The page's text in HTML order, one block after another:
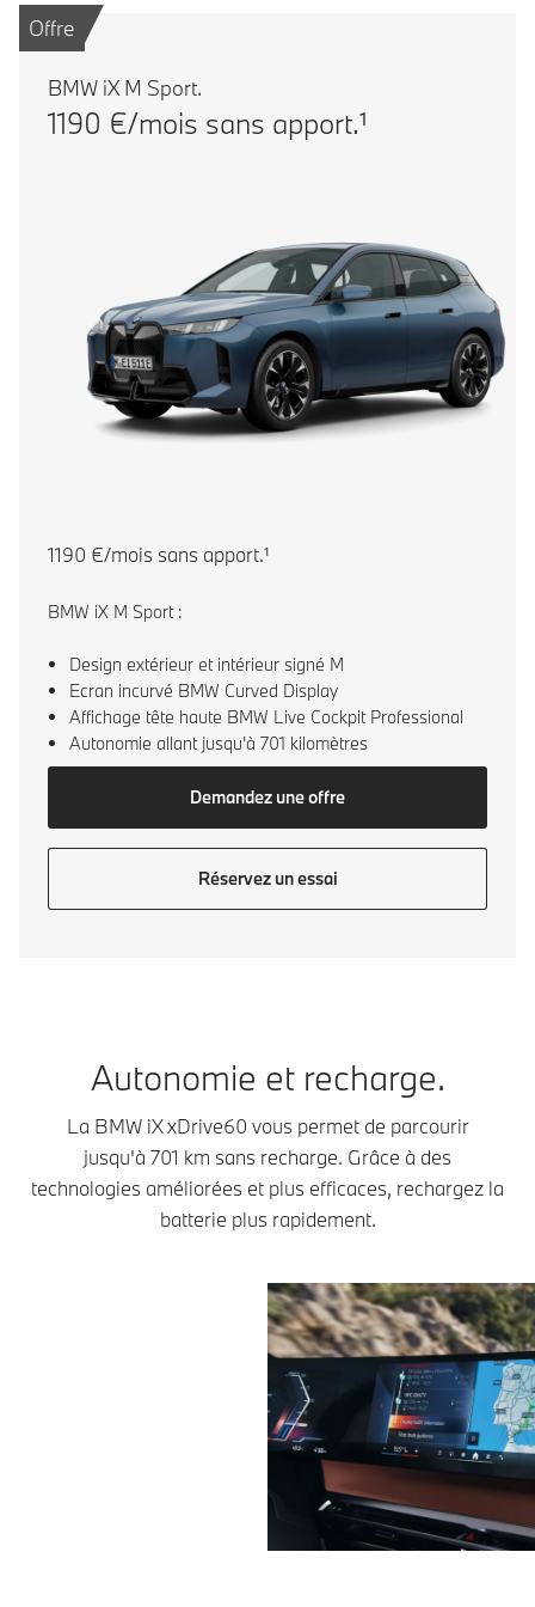
Offre
BMW iX M Sport.
1190 €/mois sans apport.¹
1190 €/mois sans apport.¹
BMW iX M Sport :
Design extérieur et intérieur signé M
Ecran incurvé BMW Curved Display
Affichage tête haute BMW Live Cockpit Professional
Autonomie allant jusqu'à 701 kilomètres
Demandez une offre
Réservez un essai
Autonomie et recharge.
La BMW iX xDrive60 vous permet de parcourir
jusqu'à 701 km sans recharge. Grâce à des
technologies améliorées et plus efficaces, rechargez la
batterie plus rapidement.